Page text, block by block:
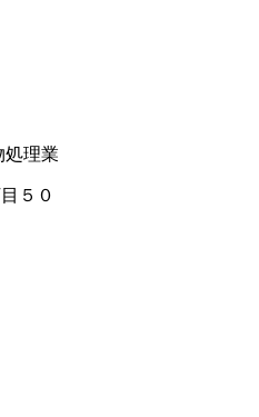
処理業
５０